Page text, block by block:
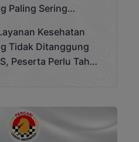
Paling Sering
Kesehatan
Tidak Ditanggung
Peserta Perlu Tahu